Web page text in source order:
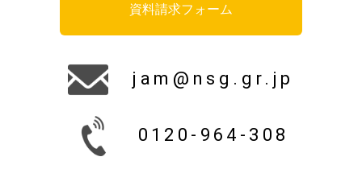
資料請求フォーム
jam@nsg.gr.jp
0120-964-308